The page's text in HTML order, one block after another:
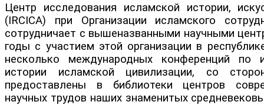
Центр исследования исламской истории,
(IRCICA) при Организации исламского
сотрудничает с вышеназванными научными
годы с участием этой организации в
несколько международных конференций по
истории исламской цивилизации, со
предоставлены в библиотеки центров
научных трудов наших знаменитых